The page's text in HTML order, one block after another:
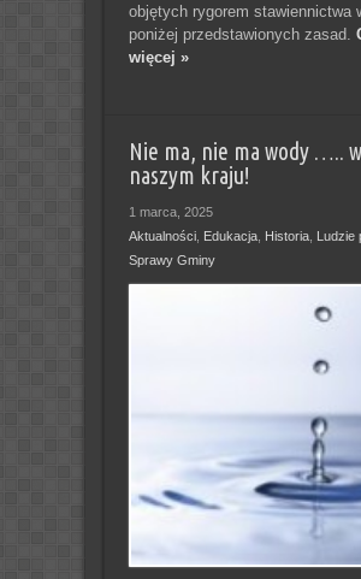
objętych rygorem stawiennictwa
poniżej przedstawionych zasad.
więcej »
Nie ma, nie ma wody ….. w
naszym kraju!
1 marca, 2025
Aktualności, Edukacja, Historia, Ludzie
Sprawy Gminy